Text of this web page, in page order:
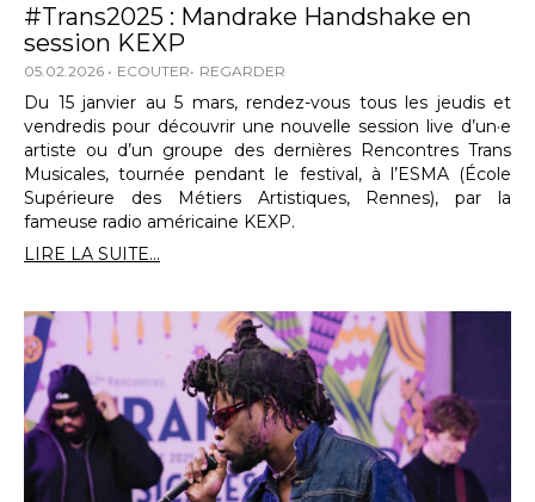
#Trans2025 : Mandrake Handshake en
session KEXP
05.02.2026 ECOUTER REGARDER
Du 15 janvier au 5 mars, rendez-vous tous les jeudis et
vendredis pour découvrir une nouvelle session live d’un·e
artiste ou d’un groupe des dernières Rencontres Trans
Musicales, tournée pendant le festival, à l’ESMA (École
Supérieure des Métiers Artistiques, Rennes), par la
fameuse radio américaine KEXP.
LIRE LA SUITE...